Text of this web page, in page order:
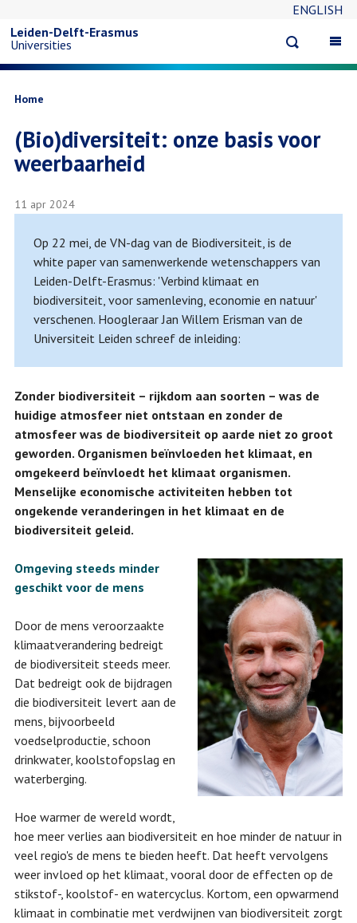
naar
inhoud
gaan
ENGLISH
search
Leiden-Delft-Erasmus
Universities
Kruimelpad
Home
(Bio)diversiteit: onze basis voor
weerbaarheid
11 apr 2024
Op 22 mei, de VN-dag van de Biodiversiteit, is de
white paper van samenwerkende wetenschappers van
Leiden-Delft-Erasmus: 'Verbind klimaat en
biodiversiteit, voor samenleving, economie en natuur'
verschenen. Hoogleraar Jan Willem Erisman van de
Universiteit Leiden schreef de inleiding:
Zonder biodiversiteit – rijkdom aan soorten – was de
huidige atmosfeer niet ontstaan en zonder de
atmosfeer was de biodiversiteit op aarde niet zo groot
geworden. Organismen beïnvloeden het klimaat, en
omgekeerd beïnvloedt het klimaat organismen.
Menselijke economische activiteiten hebben tot
ongekende veranderingen in het klimaat en de
biodiversiteit geleid.
Omgeving steeds minder
geschikt voor de mens
Door de mens veroorzaakte
klimaatverandering bedreigt
de biodiversiteit steeds meer.
Dat bedreigt ook de bijdragen
die biodiversiteit levert aan de
mens, bijvoorbeeld
voedselproductie, schoon
drinkwater, koolstofopslag en
waterberging.
Hoe warmer de wereld wordt,
hoe meer verlies aan biodiversiteit en hoe minder de natuur in
veel regio's de mens te bieden heeft. Dat heeft vervolgens
weer invloed op het klimaat, vooral door de effecten op de
stikstof-, koolstof- en watercyclus. Kortom, een opwarmend
klimaat in combinatie met verdwijnen van biodiversiteit zorgt